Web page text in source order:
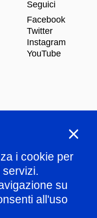
i cookie per
servizi.
su
all'uso
Seguici
Facebook
Twitter
Instagram
YouTube